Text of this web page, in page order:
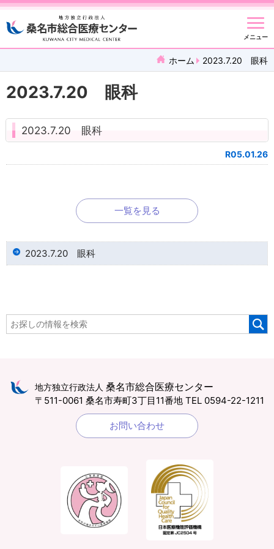
メニュー
ホーム 2023.7.20 眼科
2023.7.20 眼科
2023.7.20 眼科
R05.01.26
一覧を見る
2023.7.20 眼科
地方独立行政法人 桑名市総合医療センター
〒511-0061 桑名市寿町3丁目11番地 TEL 0594-22-1211
お問い合わせ